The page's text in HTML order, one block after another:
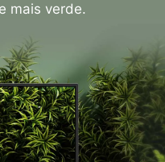
mais verde.